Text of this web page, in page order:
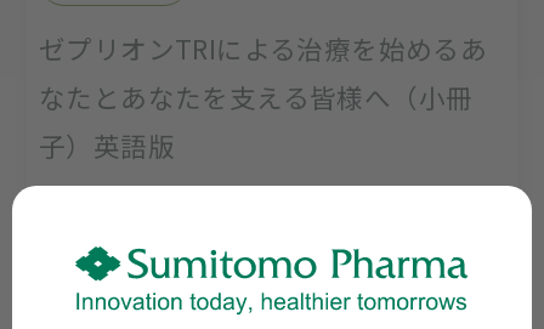
ゼプリオンTRIによる治療を始めるあ
なたとあなたを支える皆様へ（小冊
子）英語版
体裁：B5／16ページ